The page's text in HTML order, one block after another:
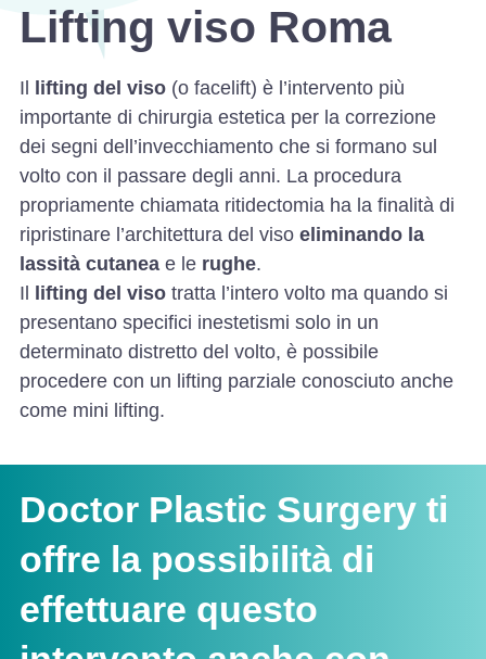
Lifting viso Roma
Il lifting del viso (o facelift) è l’intervento più
importante di chirurgia estetica per la correzione
dei segni dell’invecchiamento che si formano sul
volto con il passare degli anni. La procedura
propriamente chiamata ritidectomia ha la finalità di
ripristinare l’architettura del viso eliminando la
lassità cutanea e le rughe.
Il lifting del viso tratta l’intero volto ma quando si
presentano specifici inestetismi solo in un
determinato distretto del volto, è possibile
procedere con un lifting parziale conosciuto anche
come mini lifting.
Doctor Plastic Surgery ti
offre la possibilità di
effettuare questo